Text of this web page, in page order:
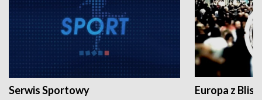
Serwis Sportowy Europa z